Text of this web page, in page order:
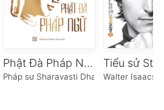
Phật Đà Pháp Ngữ
Pháp sư Sharavasti Dhammika
Walter